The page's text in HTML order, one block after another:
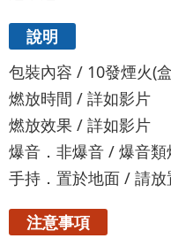
說明
包裝內容 / 10發煙火(
燃放時間 / 詳如影片
燃放效果 / 詳如影片
爆音．非爆音 / 爆音類
手持．置於地面 / 請放
注意事項